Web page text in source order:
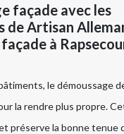
façade avec les
de Artisan
à
le démoussage
la rendre plus propre.
préserve la bonne